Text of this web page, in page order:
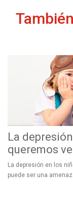
La
queremos
La depresión en los
puede ser una